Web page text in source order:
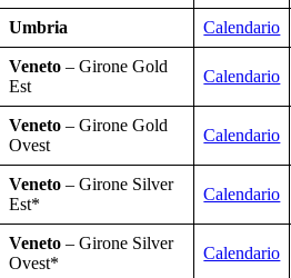
Umbria Calendario
Veneto – Girone Gold
Est
Calendario
Veneto – Girone Gold
Ovest
Calendario
Veneto – Girone Silver
Est*
Calendario
Veneto – Girone Silver
Ovest*
Calendario